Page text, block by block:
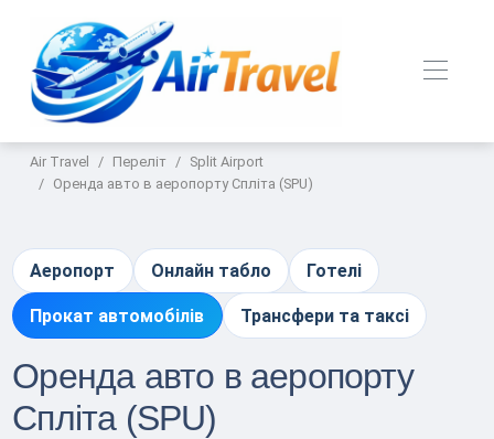
Air Travel Переліт
Split Airport
Оренда авто в аеропорту Спліта (SPU)
Аеропорт Онлайн табло Готелі
Прокат автомобілів Трансфери та таксі
Оренда авто в аеропорту
Спліта (SPU)